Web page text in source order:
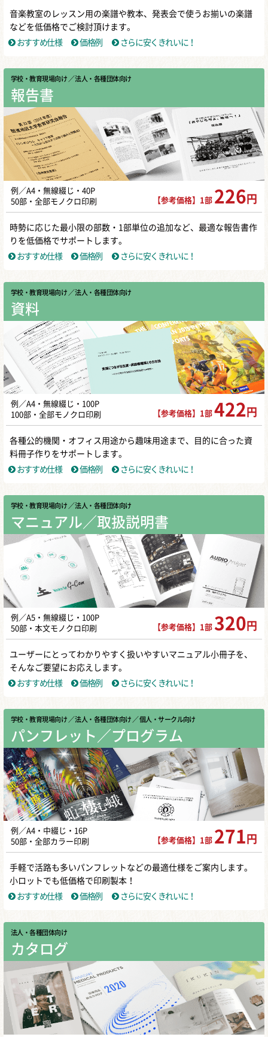
音楽教室のレッスン用の楽譜や教本、発表会で使うお揃いの楽譜
などを低価格でご検討頂けます。
おすすめ仕様
価格例 さらに安くきれいに！
学校・教育現場向け ／ 法人・各種団体向け
報告書
例／A4・無線綴じ・40P
50部・全部モノクロ印刷
【参考価格】1部 226 円
時勢に応じた最小限の部数・1部単位の追加など、最適な報告書作
りを低価格でサポートします。
おすすめ仕様
価格例 さらに安くきれいに！
学校・教育現場向け ／ 法人・各種団体向け
資料
例／A4・無線綴じ・100P
100部・全部モノクロ印刷
【参考価格】1部 422 円
各種公的機関・オフィス用途から趣味用途まで、目的に合った資
料冊子作りをサポートします。
おすすめ仕様
価格例 さらに安くきれいに！
学校・教育現場向け ／ 法人・各種団体向け
マニュアル／取扱説明書
例／A5・無線綴じ・100P
50部・本文モノクロ印刷
【参考価格】1部 320 円
ユーザーにとってわかりやすく扱いやすいマニュアル小冊子を、
そんなご要望にお応えします。
おすすめ仕様
価格例 さらに安くきれいに！
学校・教育現場向け ／ 法人・各種団体向け ／ 個人・サークル向け
パンフレット／プログラム
例／A4・中綴じ・16P
50部・全部カラー印刷
【参考価格】1部 271 円
手軽で活路も多いパンフレットなどの最適仕様をご案内します。
小ロットでも低価格で印刷製本！
おすすめ仕様
価格例 さらに安くきれいに！
法人・各種団体向け
カタログ